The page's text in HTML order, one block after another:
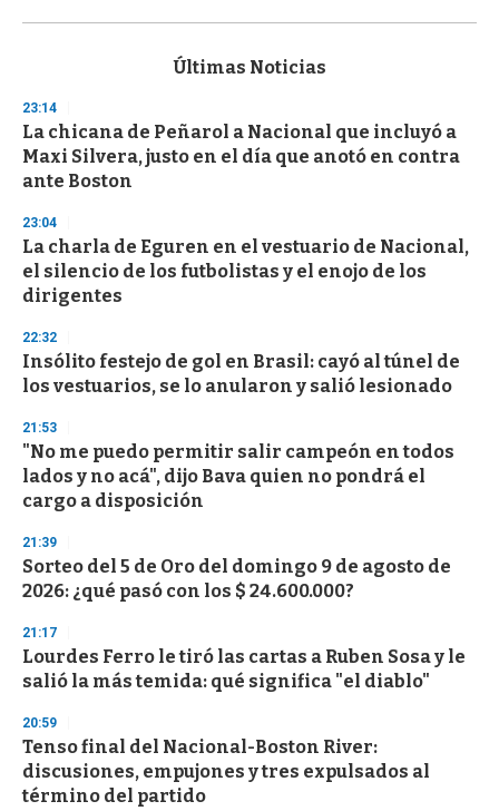
s
d
s
o
f
3
s
e
c
o
n
Últimas Noticias
23:14
La chicana de Peñarol a Nacional que incluyó a
Maxi Silvera, justo en el día que anotó en contra
ante Boston
23:04
La charla de Eguren en el vestuario de Nacional,
el silencio de los futbolistas y el enojo de los
dirigentes
22:32
Insólito festejo de gol en Brasil: cayó al túnel de
los vestuarios, se lo anularon y salió lesionado
21:53
"No me puedo permitir salir campeón en todos
lados y no acá", dijo Bava quien no pondrá el
cargo a disposición
21:39
Sorteo del 5 de Oro del domingo 9 de agosto de
2026: ¿qué pasó con los $ 24.600.000?
21:17
Lourdes Ferro le tiró las cartas a Ruben Sosa y le
salió la más temida: qué significa "el diablo"
20:59
Tenso final del Nacional-Boston River:
discusiones, empujones y tres expulsados al
término del partido